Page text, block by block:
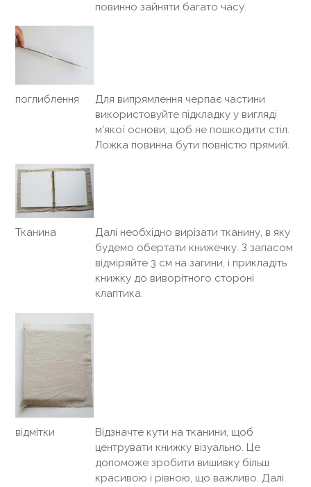
повинно зайняти багато часу.
поглиблення
Для випрямлення черпає частини
використовуйте підкладку у вигляді
м'якої основи, щоб не пошкодити стіл.
Ложка повинна бути повністю прямий.
Тканина
Далі необхідно вирізати тканину, в яку
будемо обертати книжечку. З запасом
відміряйте 3 см на загини, і прикладіть
книжку до виворітного стороні
клаптика.
відмітки
Відзначте кути на тканини, щоб
центрувати книжку візуально. Це
допоможе зробити вишивку більш
красивою і рівною, що важливо. Далі